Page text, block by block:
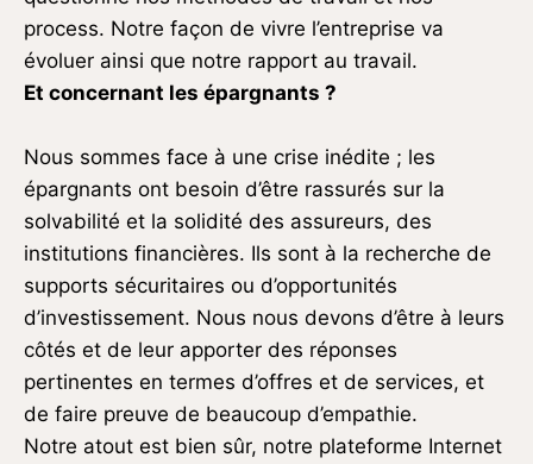
process. Notre façon de vivre l’entreprise va
évoluer ainsi que notre rapport au travail.
Et concernant les épargnants ?
Nous sommes face à une crise inédite ; les
épargnants ont besoin d’être rassurés sur la
solvabilité et la solidité des assureurs, des
institutions financières. Ils sont à la recherche de
supports sécuritaires ou d’opportunités
d’investissement. Nous nous devons d’être à leurs
côtés et de leur apporter des réponses
pertinentes en termes d’offres et de services, et
de faire preuve de beaucoup d’empathie.
Notre atout est bien sûr, notre plateforme Internet